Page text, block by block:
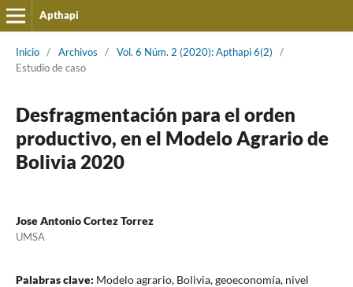
Apthapi
Inicio / Archivos / Vol. 6 Núm. 2 (2020): Apthapi 6(2)
/
Estudio de caso
Desfragmentación para el orden
productivo, en el Modelo Agrario de
Bolivia 2020
Jose Antonio Cortez Torrez
UMSA
Palabras clave: Modelo agrario, Bolivia, geoeconomía, nivel